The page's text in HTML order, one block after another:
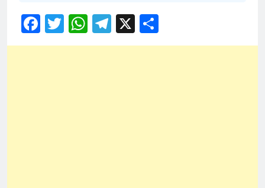
Facebook
Twitter
WhatsApp
Telegram
X